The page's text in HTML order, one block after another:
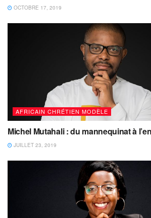
OCTOBRE 17, 2019
AFRICAIN CHRÉTIEN MODÈLE
Michel Mutahali : du mannequinat à
JUILLET 23, 2019